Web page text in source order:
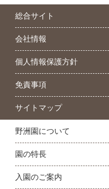
総合サイト
会社情報
個人情報保護方針
免責事項
サイトマップ
野洲園について
園の特長
入園のご案内